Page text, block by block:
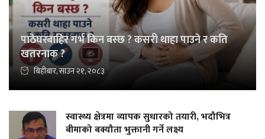
पाठेघरबाहिर गर्भ किन बस्छ ? कसरी थाहा पाउने र कति
खतरनाक ?
बिहीबार, साउन २१, २०८३
स्वास्थ्य क्षेत्रमा व्यापक सुधारको तयारी, भदौभित्र
बीमाको बक्यौता भुक्तानी गर्ने लक्ष्य